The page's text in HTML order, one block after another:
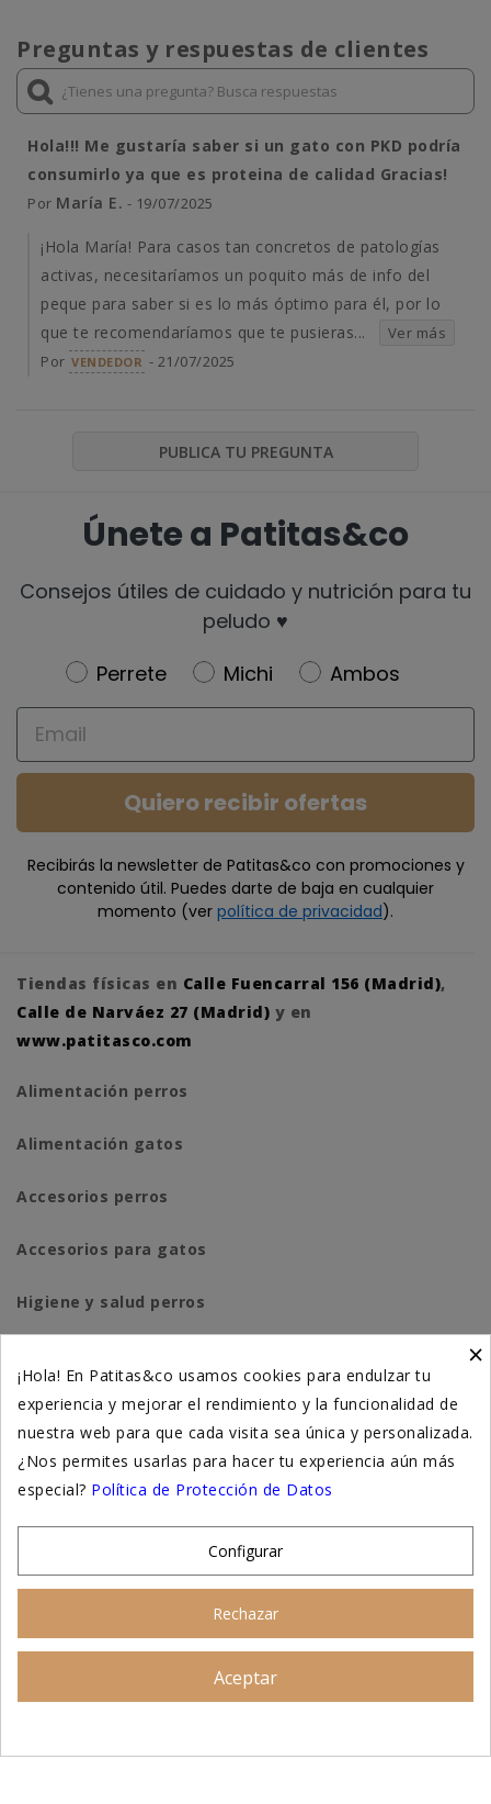
Preguntas y respuestas de clientes
Hola!!! Me gustaría saber si un gato con PKD podría
consumirlo ya que es proteina de calidad Gracias!
Por María E. - 19/07/2025
¡Hola María! Para casos tan concretos de patologías
activas, necesitaríamos un poquito más de info del
peque para saber si es lo más óptimo para él, por lo
que te recomendaríamos que te pusieras...
Ver más
Por VENDEDOR - 21/07/2025
PUBLICA TU PREGUNTA
Únete a Patitas&co
Consejos útiles de cuidado y nutrición para tu
peludo ♥️
Newsletter
Perrete Michi
Ambos
Email
Quiero recibir ofertas
Recibirás la newsletter de Patitas&co con promociones y
contenido útil. Puedes darte de baja en cualquier
momento (ver política de privacidad).
Tiendas físicas en Calle Fuencarral 156 (Madrid),
Calle de Narváez 27 (Madrid) y en
www.patitasco.com
Alimentación perros
Alimentación gatos
Accesorios perros
Accesorios para gatos
Higiene y salud perros
Suplementación natural
Otros
×
¡Hola! En Patitas&co usamos cookies para endulzar tu
experiencia y mejorar el rendimiento y la funcionalidad de
nuestra web para que cada visita sea única y personalizada.
¿Nos permites usarlas para hacer tu experiencia aún más
especial? Política de Protección de Datos
Configurar
Rechazar
Aceptar